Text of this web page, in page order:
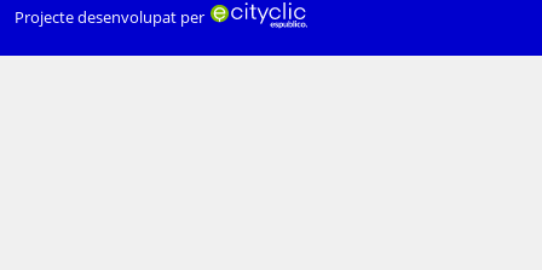
Projecte desenvolupat per